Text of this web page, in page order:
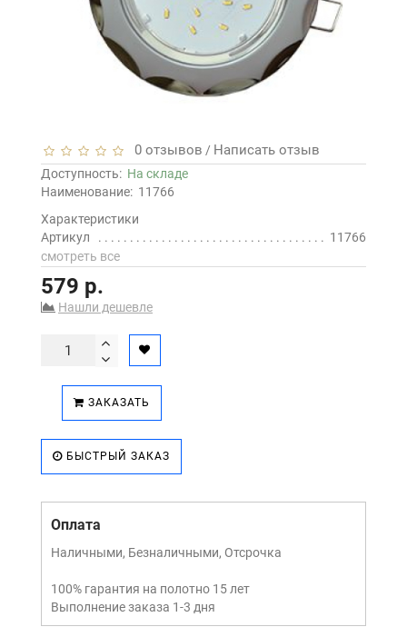
0 отзывов / Написать отзыв
Доступность: На складе
Наименование: 11766
Характеристики
Артикул
11766
смотреть все
579 р.
Нашли дешевле
ЗАКАЗАТЬ
БЫСТРЫЙ ЗАКАЗ
Оплата
Наличными, Безналичными, Отсрочка
100% гарантия на полотно 15 лет
Выполнение заказа 1-3 дня